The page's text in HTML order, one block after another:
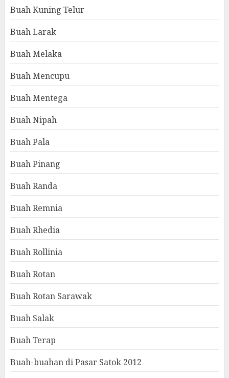
Buah Kuning Telur
Buah Larak
Buah Melaka
Buah Mencupu
Buah Mentega
Buah Nipah
Buah Pala
Buah Pinang
Buah Randa
Buah Remnia
Buah Rhedia
Buah Rollinia
Buah Rotan
Buah Rotan Sarawak
Buah Salak
Buah Terap
Buah-buahan di Pasar Satok 2012